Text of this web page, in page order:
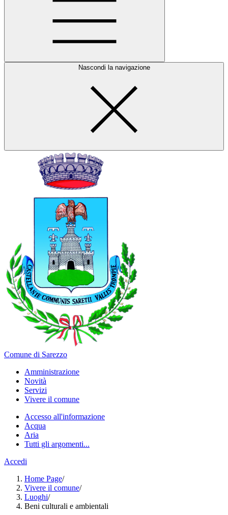
Nascondi la navigazione
Comune di Sarezzo
Amministrazione
Novità
Servizi
Vivere il comune
Accesso all'informazione
Acqua
Aria
Tutti gli argomenti...
Accedi
Home Page/
Vivere il comune/
Luoghi/
Beni culturali e ambientali